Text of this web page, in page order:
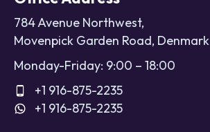
784 Avenue Northwest,
Movenpick Garden Road, Denmark
Monday-Friday: 9:00 – 18:00
+1 916-875-2235
+1 916-875-2235